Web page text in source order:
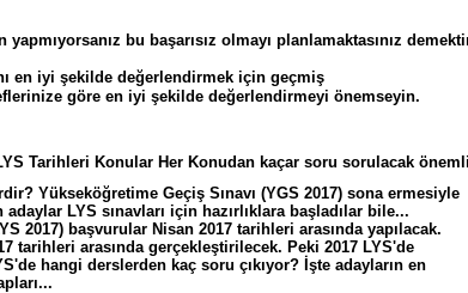
yapmıyorsanız bu başarısız olmayı planlamaktasınız
en iyi şekilde değerlendirmek için geçmiş
göre en iyi şekilde değerlendirmeyi önemseyin.
Tarihleri Konular Her Konudan kaçar soru sorulacak
Yükseköğretime Geçiş Sınavı (YGS 2017) sona ermesiyle
LYS sınavları için hazırlıklara başladılar bile...
2017) başvurular Nisan 2017 tarihleri arasında yapılacak.
tarihleri arasında gerçekleştirilecek. Peki 2017 LYS'de
hangi derslerden kaç soru çıkıyor? İşte adayların en